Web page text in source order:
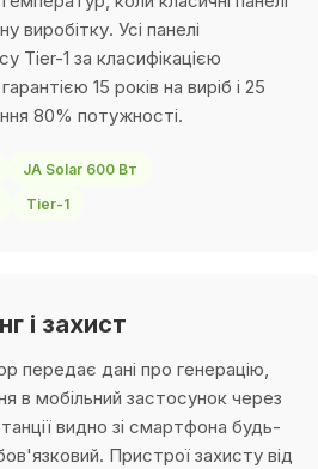
виробітку. Усі панелі
Tier-1 за класифікацією
15 років на виріб і 25
80% потужності.
JA Solar 600 Вт
Tier-1
і захист
передає дані про генерацію,
в мобільний застосунок через
видно зі смартфона будь-
Пристрої захисту від